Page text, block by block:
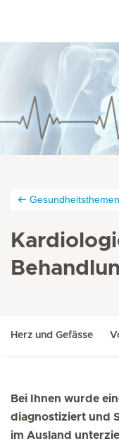
Herz und Gefässe
Bei Ihnen wurde
diagnostiziert und
im Ausland